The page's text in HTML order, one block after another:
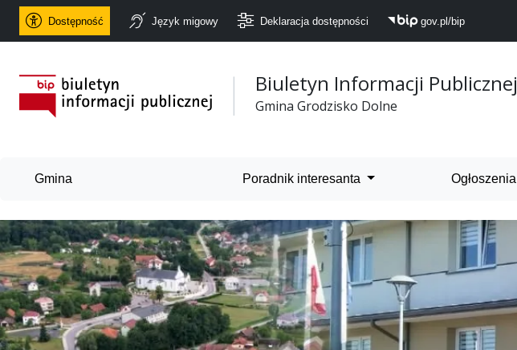
Dostępność Język migowy Deklaracja dostępności gov.pl/bip
Urząd Gminy Grodzisko Dolne
Biuletyn Informacji Publicznej
Gmina Grodzisko Dolne
Gmina Poradnik interesanta Ogłoszenia